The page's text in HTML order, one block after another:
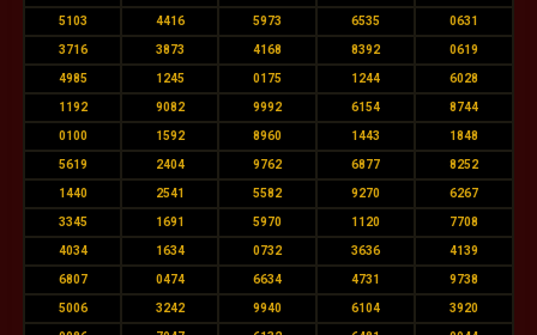
5103 4416 5973 6535 0631
3716 3873 4168 8392 0619
4985 1245 0175 1244 6028
1192 9082 9992 6154 8744
0100 1592 8960 1443 1848
5619 2404 9762 6877 8252
1440 2541 5582 9270 6267
3345 1691 5970 1120 7708
4034 1634 0732 3636 4139
6807 0474 6634 4731 9738
5006 3242 9940 6104 3920